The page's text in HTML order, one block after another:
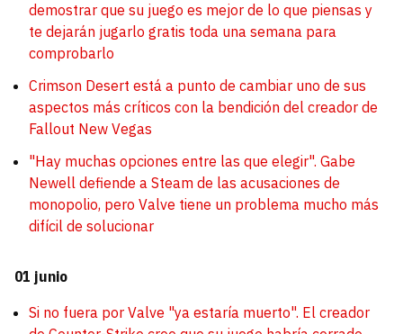
demostrar que su juego es mejor de lo que piensas y
te dejarán jugarlo gratis toda una semana para
comprobarlo
Crimson Desert está a punto de cambiar uno de sus
aspectos más críticos con la bendición del creador de
Fallout New Vegas
"Hay muchas opciones entre las que elegir". Gabe
Newell defiende a Steam de las acusaciones de
monopolio, pero Valve tiene un problema mucho más
difícil de solucionar
01 junio
Si no fuera por Valve "ya estaría muerto". El creador